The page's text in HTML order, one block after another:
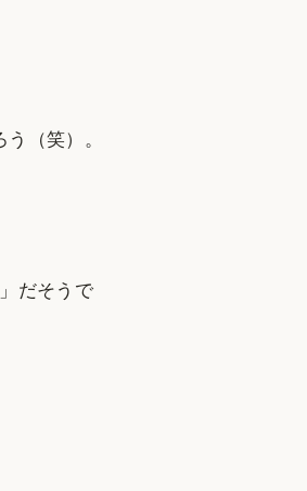
（笑）。
だそうで